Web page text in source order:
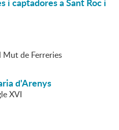
i captadores a Sant Roc i
Mut de Ferreries
d'Arenys
XVI